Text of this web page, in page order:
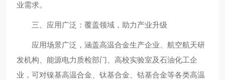
业需求。
三、应用广泛：覆盖领域，助力产业升级
应用场景广泛，涵盖高温合金生产企业、航空航天研
发机构、能源电力质检部门、高校实验室及石油化工企
业，可对镍基高温合金、钛基合金、钴基合金等各类高温